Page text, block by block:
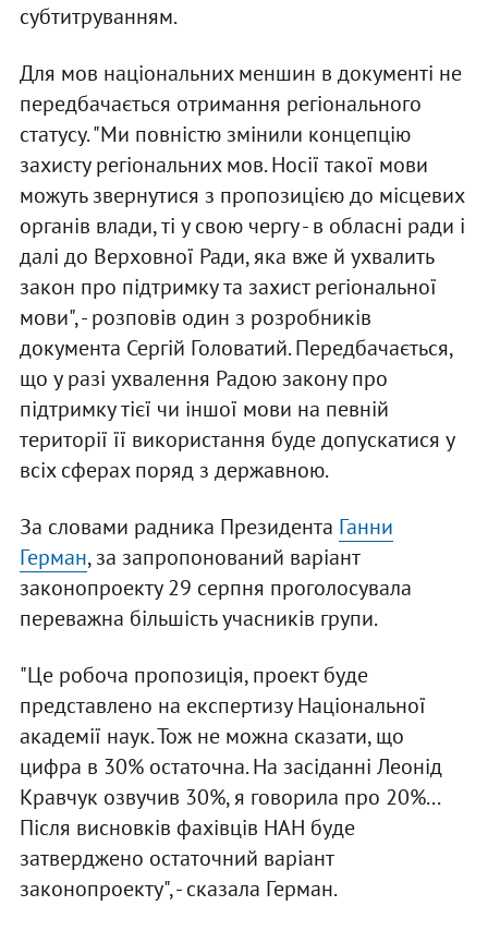
субтитруванням.
Для мов національних меншин в документі не
передбачається отримання регіонального
статусу. "Ми повністю змінили концепцію
захисту регіональних мов. Носії такої мови
можуть звернутися з пропозицією до місцевих
органів влади, ті у свою чергу - в обласні ради і
далі до Верховної Ради, яка вже й ухвалить
закон про підтримку та захист регіональної
мови", - розповів один з розробників
документа Сергій Головатий. Передбачається,
що у разі ухвалення Радою закону про
підтримку тієї чи іншої мови на певній
території її використання буде допускатися у
всіх сферах поряд з державною.
За словами радника Президента Ганни
Герман, за запропонований варіант
законопроекту 29 серпня проголосувала
переважна більшість учасників групи.
"Це робоча пропозиція, проект буде
представлено на експертизу Національної
академії наук. Тож не можна сказати, що
цифра в 30% остаточна. На засіданні Леонід
Кравчук озвучив 30%, я говорила про 20%...
Після висновків фахівців НАН буде
затверджено остаточний варіант
законопроекту", - сказала Герман.